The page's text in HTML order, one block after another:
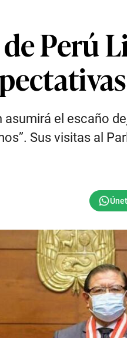
Perú
el escaño
Sus visitas al